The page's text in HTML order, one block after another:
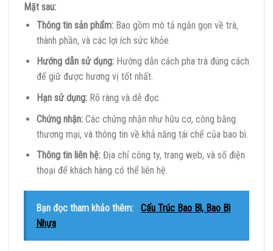
Mặt sau:
Thông tin sản phẩm:Bao gồm mô tả ngắn gọn về trà,
thành phần, và các lợi ích sức khỏe.
Hướng dẫn sử dụng:Hướng dẫn cách pha trà đúng cách
để giữ được hương vị tốt nhất.
Hạn sử dụng:Rõ ràng và dễ đọc.
Chứng nhận:Các chứng nhận như hữu cơ, công bằng
thương mại, và thông tin về khả năng tái chế của bao bì.
Thông tin liên hệ:Địa chỉ công ty, trang web, và số điện
thoại để khách hàng có thể liên hệ.
Bạn đọc tham khảo thêm:
Cấu Trúc Bao Bì, Bao Bì
Nhựa